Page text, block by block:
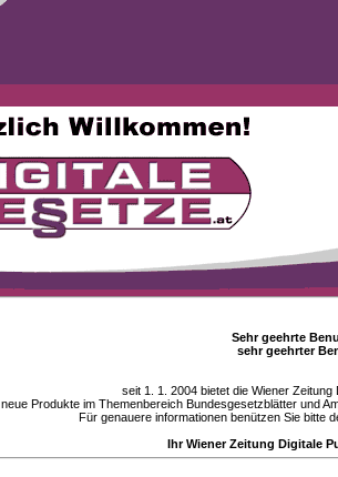
Sehr geehrte
sehr geehrter
seit 1. 1. 2004 bietet die Wiener Zeitung
neue Produkte im Themenbereich Bundesgesetzblätter und
Für genauere informationen benützen Sie bitte
Ihr Wiener Zeitung Digitale